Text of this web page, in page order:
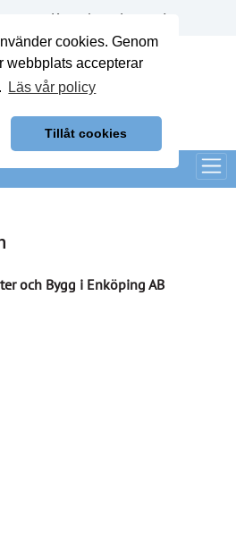
cookies. Genom
webbplats accepterar
Läs vår policy
Tillåt cookies
oss Kontakt Logga in
och Bygg i Enköping AB